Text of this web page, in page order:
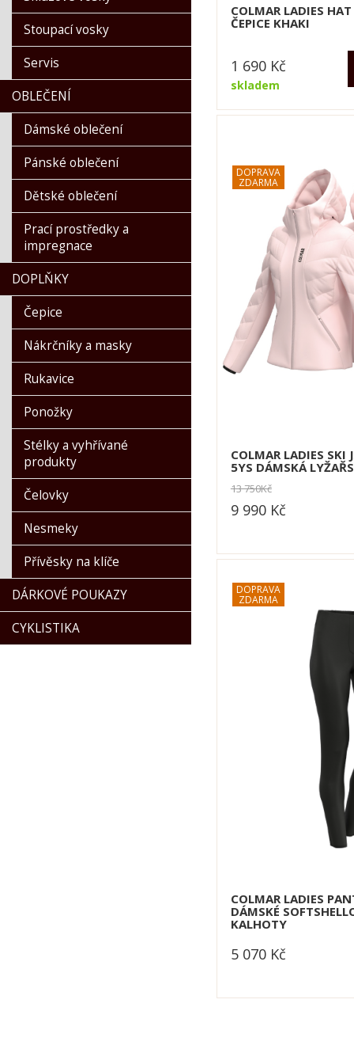
COLMAR LADIES
ČEPICE KHAKI
skladem
1 690 Kč
COLMAR LADIES SKI
5YS DÁMSKÁ
9 990 Kč
13 750Kč
COLMAR LADIES
DÁMSKÉ
KALHOTY
5 070 Kč
Stoupací vosky
Servis
OBLEČENÍ
Dámské oblečení
Pánské oblečení
Dětské oblečení
Prací prostředky a
impregnace
DOPLŇKY
Čepice
Nákrčníky a masky
Rukavice
Ponožky
Stélky a vyhřívané
produkty
Čelovky
Nesmeky
Přívěsky na klíče
DÁRKOVÉ POUKAZY
CYKLISTIKA